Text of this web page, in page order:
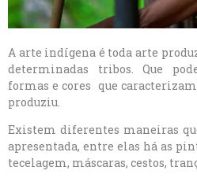
A arte indígena é toda arte
determinadas tribos. Que
formas e cores que caracterizam
produziu.
Existem diferentes maneiras
apresentada, entre elas há as
tecelagem, máscaras, cestos,